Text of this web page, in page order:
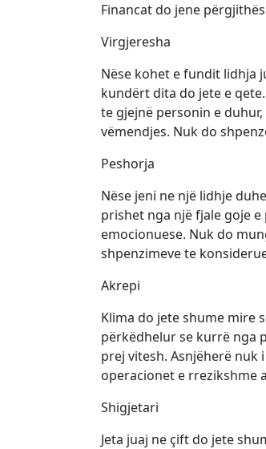
Financat do jene
Virgjeresha
Nëse kohet e fundit lidhja
kundërt dita do jete e
te gjejnë personin e
vëmendjes. Nuk do
Peshorja
Nëse jeni ne një lidhje
prishet nga një fjale goje
emocionuese. Nuk do
shpenzimeve te
Akrepi
Klima do jete shume mire
përkëdhelur se kurrë nga
prej vitesh. Asnjëherë nuk
operacionet e rrezikshme
Shigjetari
Jeta juaj ne çift do jete